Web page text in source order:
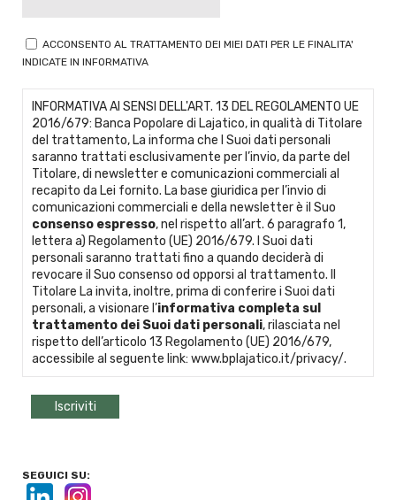
ACCONSENTO AL TRATTAMENTO DEI MIEI DATI PER LE FINALITA'
INDICATE IN INFORMATIVA
INFORMATIVA AI SENSI DELL'ART. 13 DEL REGOLAMENTO UE
2016/679: Banca Popolare di Lajatico, in qualità di Titolare
del trattamento, La informa che I Suoi dati personali
saranno trattati esclusivamente per l’invio, da parte del
Titolare, di newsletter e comunicazioni commerciali al
recapito da Lei fornito. La base giuridica per l’invio di
comunicazioni commerciali e della newsletter è il Suo
consenso espresso, nel rispetto all’art. 6 paragrafo 1,
lettera a) Regolamento (UE) 2016/679. I Suoi dati
personali saranno trattati fino a quando deciderà di
revocare il Suo consenso od opporsi al trattamento. Il
Titolare La invita, inoltre, prima di conferire i Suoi dati
personali, a visionare l’informativa completa sul
trattamento dei Suoi dati personali, rilasciata nel
rispetto dell’articolo 13 Regolamento (UE) 2016/679,
accessibile al seguente link: www.bplajatico.it/privacy/.
SEGUICI SU: